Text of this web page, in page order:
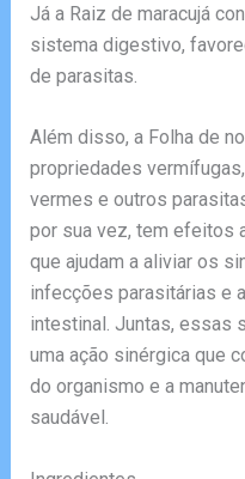
Já a Raiz de maracujá
sistema digestivo,
de parasitas.
Além disso, a Folha de
propriedades
vermes e outros
por sua vez, tem efeitos
que ajudam a aliviar os
infecções parasitárias e
intestinal. Juntas, essas
uma ação sinérgica que
do organismo e a
saudável.